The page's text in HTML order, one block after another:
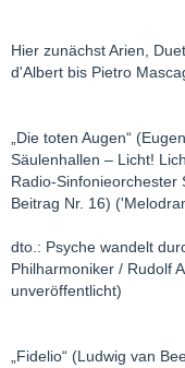
Hier zunächst Arien,
d'Albert bis Pietro
„Die toten Augen“
Säulenhallen – Licht!
Radio-Sinfonieorchester
Beitrag Nr. 16)
dto.: Psyche wandelt
Philharmoniker / Rudolf
unveröffentlicht)
„Fidelio“ (Ludwig van